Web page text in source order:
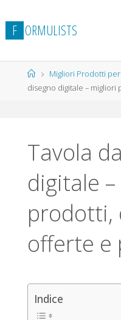
al
contenuto
F ORMULISTS
HomeMigliori Prodotti
disegno digitale –
Tavola
digitale
prodotti,
offerte e
Indice